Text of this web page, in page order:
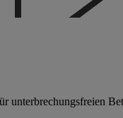
unterbrechungsfreien